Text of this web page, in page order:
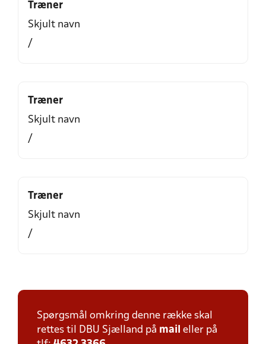
Træner
Skjult navn
/
Træner
Skjult navn
/
Træner
Skjult navn
/
Spørgsmål omkring denne række skal
rettes til DBU Sjælland på mail eller på